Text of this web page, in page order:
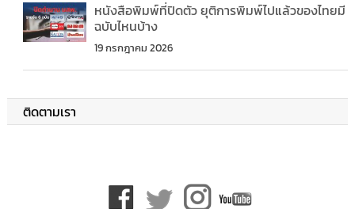
หนังสือพิมพ์ที่ปิดตัว ยุติการพิมพ์ไปแล้วของไทยมี
ฉบับไหนบ้าง
19 กรกฎาคม 2026
ติดตามเรา